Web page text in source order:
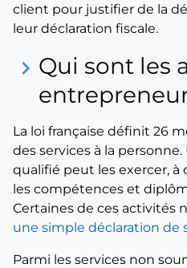
client pour justifier de la
leur déclaration fiscale.
keyboard_arrow_right Qui sont les
La loi française définit 26
des services à la
qualifié peut les exercer,
les compétences et
Certaines de ces activités
une simple déclaration de
Parmi les services non